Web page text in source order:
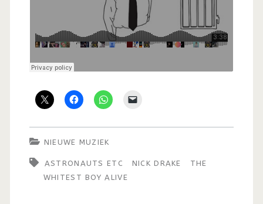
NIEUWE MUZIEK
ASTRONAUTS ETC NICK DRAKE
THE
WHITEST BOY ALIVE